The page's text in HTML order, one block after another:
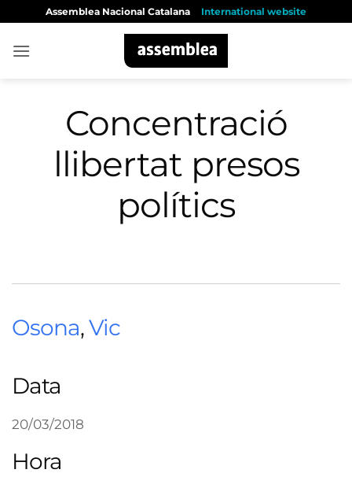
content
Assemblea Nacional Catalana International website
Concentració
llibertat presos
polítics
Osona,Vic
Data
20/03/2018
Hora